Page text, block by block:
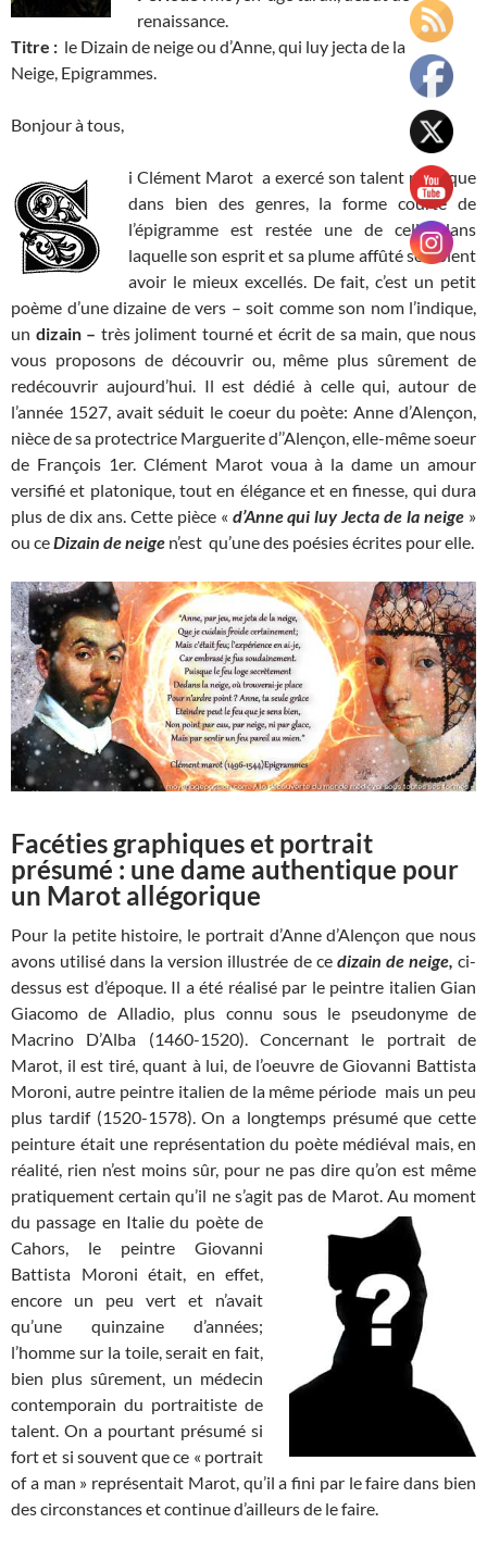
renaissance.
Titre : le Dizain de neige ou d’Anne, qui luy jecta de la
Neige, Epigrammes.
Bonjour à tous,
i Clément Marot a exercé son talent poétique
dans bien des genres, la forme courte de
l’épigramme est restée une de celle dans
laquelle son esprit et sa plume affûté semblent
avoir le mieux excellés. De fait, c’est un petit
poème d’une dizaine de vers – soit comme son nom l’indique,
un dizain – très joliment tourné et écrit de sa main, que nous
vous proposons de découvrir ou, même plus sûrement de
redécouvrir aujourd’hui. Il est dédié à celle qui, autour de
l’année 1527, avait séduit le coeur du poète: Anne d’Alençon,
nièce de sa protectrice Marguerite d’’Alençon, elle-même soeur
de François 1er. Clément Marot voua à la dame un amour
versifié et platonique, tout en élégance et en finesse, qui dura
plus de dix ans. Cette pièce « d’Anne qui luy Jecta de la neige »
ou ceDizain de neige n’est qu’une des poésies écrites pour elle.
Facéties graphiques et portrait
présumé : une dame authentique pour
un Marot allégorique
Pour la petite histoire, le portrait d’Anne d’Alençon que nous
avons utilisé dans la version illustrée de cedizain de neige,ci-
dessus est d’époque. Il a été réalisé par le peintre italien Gian
Giacomo de Alladio, plus connu sous le pseudonyme de
Macrino D’Alba (1460-1520). Concernant le portrait de
Marot, il est tiré, quant à lui, de l’oeuvre de Giovanni Battista
Moroni, autre peintre italien de la même période mais un peu
plus tardif (1520-1578). On a longtemps présumé que cette
peinture était une représentation du poète médiéval mais, en
réalité, rien n’est moins sûr, pour ne pas dire qu’on est même
pratiquement certain qu’il ne s’agit pas de Marot. Au moment
du passage en Italie du poète de
Cahors, le peintre Giovanni
Battista Moroni était, en effet,
encore un peu vert et n’avait
qu’une quinzaine d’années;
l’homme sur la toile, serait en fait,
bien plus sûrement, un médecin
contemporain du portraitiste de
talent. On a pourtant présumé si
fort et si souvent que ce « portrait
of a man » représentait Marot, qu’il a fini par le faire dans bien
des circonstances et continue d’ailleurs de le faire.